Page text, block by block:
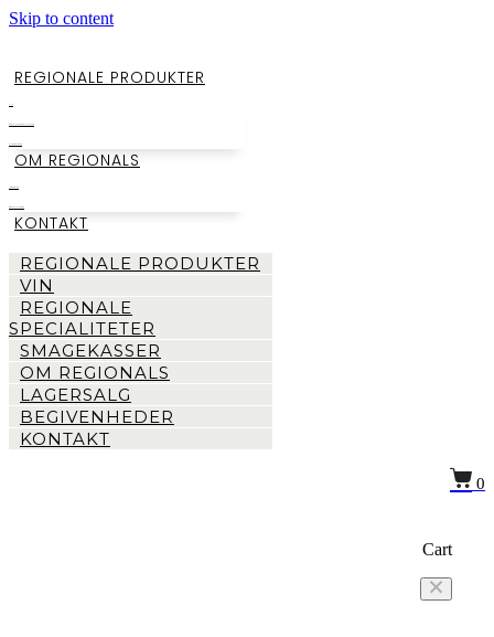
Skip to content
REGIONALE PRODUKTER
OM REGIONALS
KONTAKT
REGIONALE PRODUKTER
VIN
REGIONALE
SPECIALITETER
SMAGEKASSER
OM REGIONALS
LAGERSALG
BEGIVENHEDER
KONTAKT
0
Cart